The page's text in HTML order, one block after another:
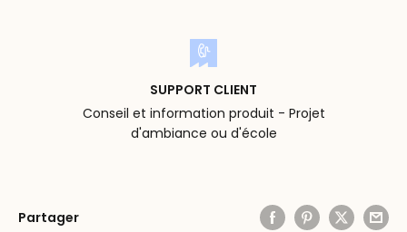
SUPPORT CLIENT
Conseil et information produit - Projet
d'ambiance ou d'école
Partager